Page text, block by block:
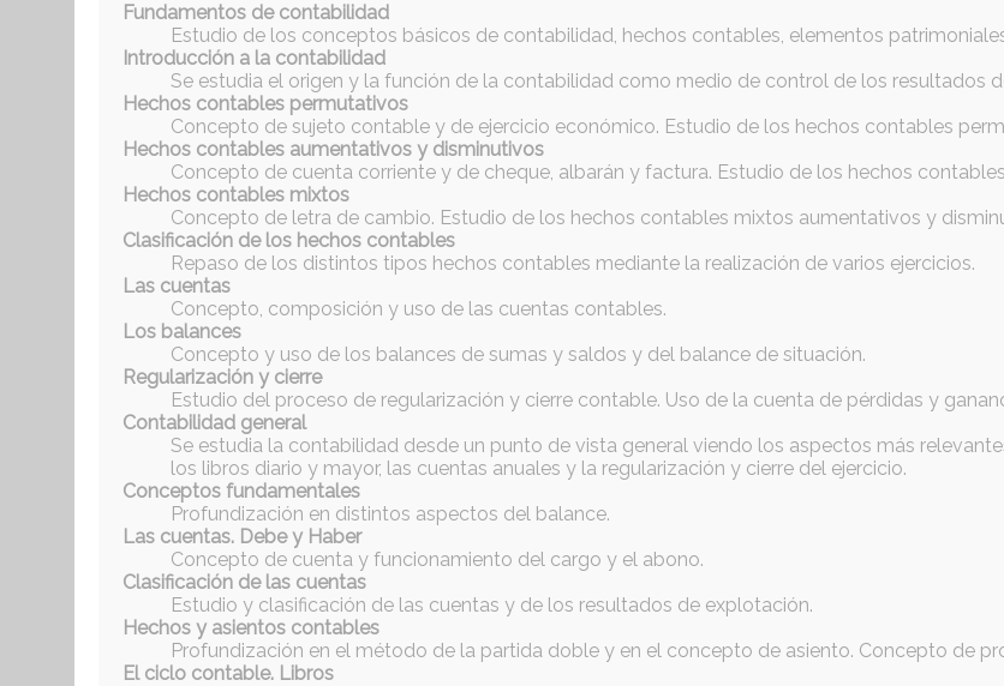
Fundamentos de contabilidad
Estudio de los conceptos básicos de contabilidad, hechos contables, elementos
Introducción a la contabilidad
Se estudia el origen y la función de la contabilidad como medio de control de los resultados
Hechos contables permutativos
Concepto de sujeto contable y de ejercicio económico. Estudio de los hechos contables
Hechos contables aumentativos y disminutivos
Concepto de cuenta corriente y de cheque, albarán y factura. Estudio de los hechos
Hechos contables mixtos
Concepto de letra de cambio. Estudio de los hechos contables mixtos aumentativos y
Clasificación de los hechos contables
Repaso de los distintos tipos hechos contables mediante la realización de varios ejercicios.
Las cuentas
Concepto, composición y uso de las cuentas contables.
Los balances
Concepto y uso de los balances de sumas y saldos y del balance de situación.
Regularización y cierre
Estudio del proceso de regularización y cierre contable. Uso de la cuenta de pérdidas y
Contabilidad general
Se estudia la contabilidad desde un punto de vista general viendo los aspectos más
los libros diario y mayor, las cuentas anuales y la regularización y cierre del ejercicio.
Conceptos fundamentales
Profundización en distintos aspectos del balance.
Las cuentas. Debe y Haber
Concepto de cuenta y funcionamiento del cargo y el abono.
Clasificación de las cuentas
Estudio y clasificación de las cuentas y de los resultados de explotación.
Hechos y asientos contables
Profundización en el método de la partida doble y en el concepto de asiento. Concepto de
El ciclo contable. Libros